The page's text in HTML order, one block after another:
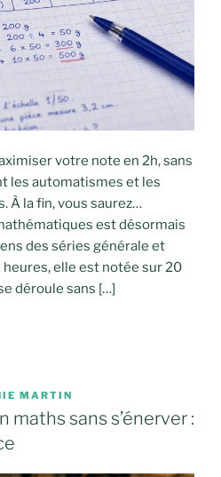
votre note en 2h, sans
les automatismes et les
À la fin, vous saurez…
est désormais
des séries générale et
elle est notée sur 20
déroule sans […]
MARTIN
maths sans s’énerver :